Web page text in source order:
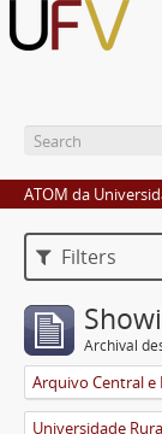
ATOM da
Filters
Archival